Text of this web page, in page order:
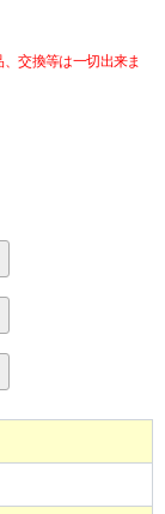
交換等は一切出来ま